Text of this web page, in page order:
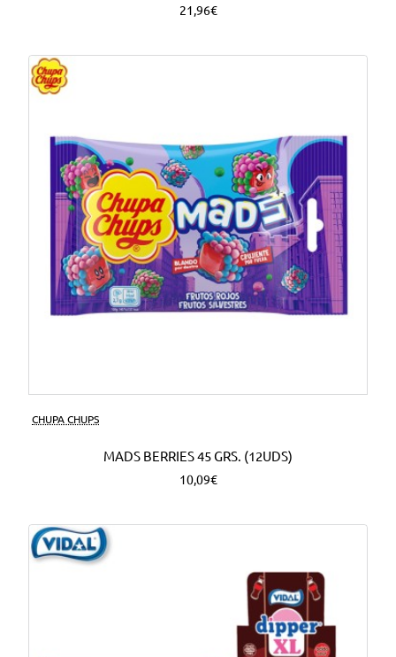
21,96€
CHUPA CHUPS
MADS BERRIES 45 GRS. (12UDS)
10,09€